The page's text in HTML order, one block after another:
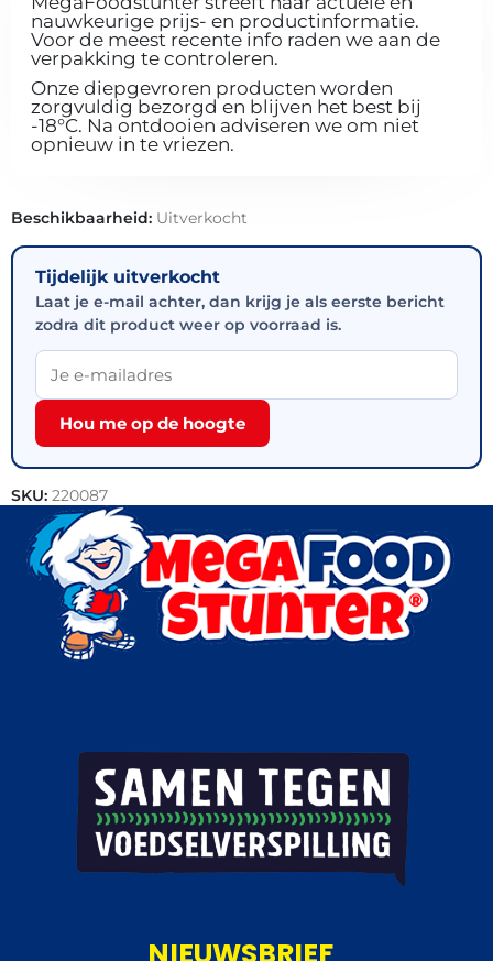
nauwkeurige prijs- en productinformatie.
Voor de meest recente info raden we aan de
verpakking te controleren.
Onze diepgevroren producten worden
zorgvuldig bezorgd en blijven het best bij
-18°C. Na ontdooien adviseren we om niet
opnieuw in te vriezen.
Beschikbaarheid: Uitverkocht
Tijdelijk uitverkocht
Laat je e-mail achter, dan krijg je als eerste bericht
zodra dit product weer op voorraad is.
Hou me op de hoogte
SKU: 220087
Categorieën:Kip